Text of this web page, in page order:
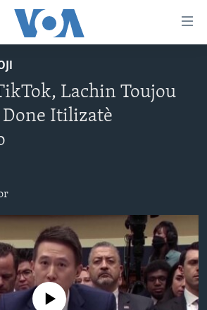
Lachin Toujou
Done Itilizatè
source currently available